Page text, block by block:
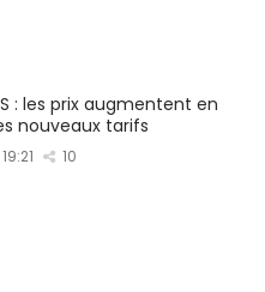
: les prix augmentent en
nouveaux tarifs
10